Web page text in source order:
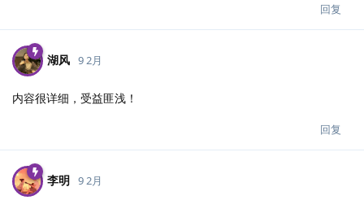
回复
湖风 9 2月
内容很详细，受益匪浅！
回复
李明 9 2月